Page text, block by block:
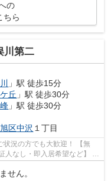
の
ちら
川第二
」駅 徒歩15分
丘 」駅 徒歩30分
」駅 徒歩30分
区中沢 １丁目
況の方でも大歓迎！ 【無
人なし・即入居希望など】 ネ
せん。